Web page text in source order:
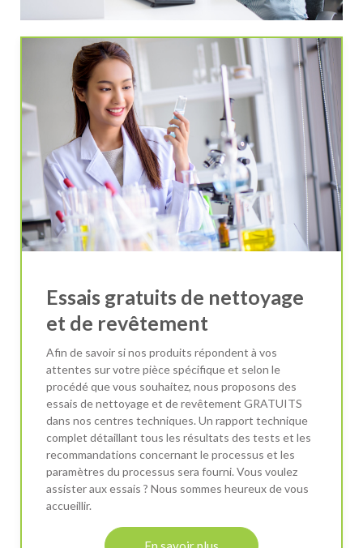
Essais gratuits de nettoyage
et de revêtement
Afin de savoir si nos produits répondent à vos
attentes sur votre pièce spécifique et selon le
procédé que vous souhaitez, nous proposons des
essais de nettoyage et de revêtement GRATUITS
dans nos centres techniques. Un rapport technique
complet détaillant tous les résultats des tests et les
recommandations concernant le processus et les
paramètres du processus sera fourni. Vous voulez
assister aux essais ? Nous sommes heureux de vous
accueillir.